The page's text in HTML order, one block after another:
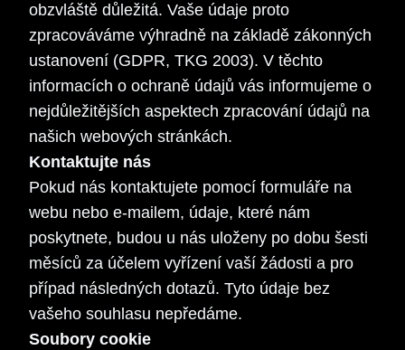
obzvláště důležitá. Vaše údaje proto
zpracováváme výhradně na základě zákonných
ustanovení (GDPR, TKG 2003). V těchto
informacích o ochraně údajů vás informujeme o
nejdůležitějších aspektech zpracování údajů na
našich webových stránkách.
Kontaktujte nás
Pokud nás kontaktujete pomocí formuláře na
webu nebo e-mailem, údaje, které nám
poskytnete, budou u nás uloženy po dobu šesti
měsíců za účelem vyřízení vaší žádosti a pro
případ následných dotazů. Tyto údaje bez
vašeho souhlasu nepředáme.
Soubory cookie